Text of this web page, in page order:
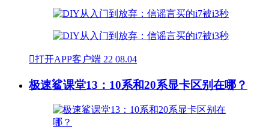
打开APP客户端 22 08.04
极速鲨课堂13：10系和20系显卡区别在哪？